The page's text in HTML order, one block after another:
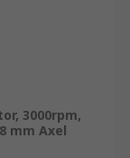
3000rpm,
mm Axel